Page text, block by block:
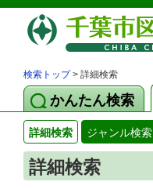
検索トップ> 詳細検索
かんたん検索
詳細検索 ジャンル検索
詳細検索